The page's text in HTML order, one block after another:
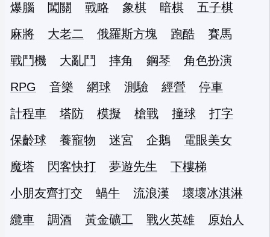
爆腦
闖關 戰略 象棋 暗棋
五子棋
麻將
大老二 俄羅斯方塊 跑酷
賽馬
戰鬥機
大亂鬥 摔角 鋼琴
角色扮演
RPG
音樂 網球 測驗 經營
停車
計程車
塔防 模擬 槍戰 撞球
打字
保齡球
養寵物 迷宮 企鵝
電眼美女
魔塔
閃客快打 夢遊先生
下樓梯
小朋友齊打交
蝸牛 流浪漢
壞壞冰淇淋
纜車
調酒 黃金礦工 戰火英雄 原始人